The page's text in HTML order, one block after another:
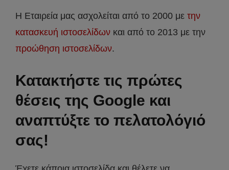
Η Εταιρεία μας ασχολείται από το 2000 με την
κατασκευή ιστοσελίδων και από το 2013 με την
προώθηση ιστοσελίδων.
Κατακτήστε τις πρώτες
θέσεις της Google και
αναπτύξτε το πελατολόγιό
σας!